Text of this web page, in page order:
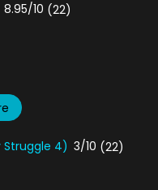
8.95/10 (22)
Struggle 4) 3/10 (22)